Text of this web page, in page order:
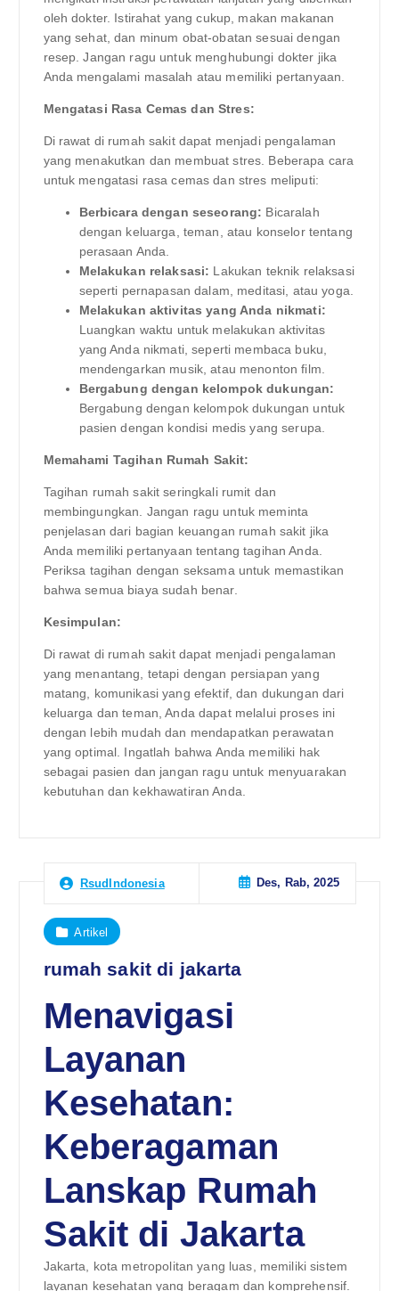
oleh dokter. Istirahat yang cukup, makan makanan
yang sehat, dan minum obat-obatan sesuai dengan
resep. Jangan ragu untuk menghubungi dokter jika
Anda mengalami masalah atau memiliki pertanyaan.
Mengatasi Rasa Cemas dan Stres:
Di rawat di rumah sakit dapat menjadi pengalaman
yang menakutkan dan membuat stres. Beberapa cara
untuk mengatasi rasa cemas dan stres meliputi:
Berbicara dengan seseorang: Bicaralah
dengan keluarga, teman, atau konselor tentang
perasaan Anda.
Melakukan relaksasi: Lakukan teknik relaksasi
seperti pernapasan dalam, meditasi, atau yoga.
Melakukan aktivitas yang Anda nikmati:
Luangkan waktu untuk melakukan aktivitas
yang Anda nikmati, seperti membaca buku,
mendengarkan musik, atau menonton film.
Bergabung dengan kelompok dukungan:
Bergabung dengan kelompok dukungan untuk
pasien dengan kondisi medis yang serupa.
Memahami Tagihan Rumah Sakit:
Tagihan rumah sakit seringkali rumit dan
membingungkan. Jangan ragu untuk meminta
penjelasan dari bagian keuangan rumah sakit jika
Anda memiliki pertanyaan tentang tagihan Anda.
Periksa tagihan dengan seksama untuk memastikan
bahwa semua biaya sudah benar.
Kesimpulan:
Di rawat di rumah sakit dapat menjadi pengalaman
yang menantang, tetapi dengan persiapan yang
matang, komunikasi yang efektif, dan dukungan dari
keluarga dan teman, Anda dapat melalui proses ini
dengan lebih mudah dan mendapatkan perawatan
yang optimal. Ingatlah bahwa Anda memiliki hak
sebagai pasien dan jangan ragu untuk menyuarakan
kebutuhan dan kekhawatiran Anda.
RsudIndonesia Des, Rab, 2025
Artikel
rumah sakit di jakarta
Menavigasi
Layanan
Kesehatan:
Keberagaman
Lanskap Rumah
Sakit di Jakarta
Jakarta, kota metropolitan yang luas, memiliki sistem
layanan kesehatan yang beragam dan komprehensif.